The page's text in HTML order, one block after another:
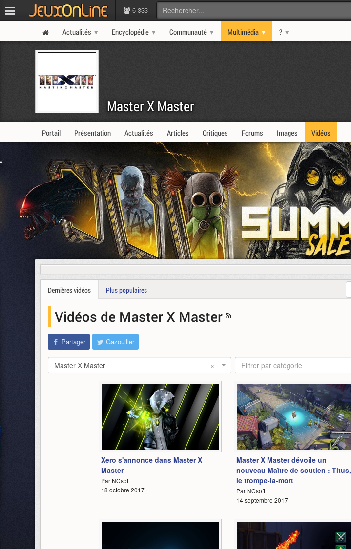
6 333
Actualités Encyclopédie Communauté Multimédia ?
Master X Master
Portail Présentation Actualités Articles Critiques Forums Images Vidéos
Dernières vidéos Plus populaires
Vidéos de Master X Master
Partager Gazouiller
×
Master X Master Filtrer par catégorie
0:37
Xero s'annonce dans Master X
Master
Par NCsoft
18 octobre 2017
4:23
Master X Master dévoile un
nouveau Maître de soutien : Titus,
le trompe-la-mort
Par NCsoft
14 septembre 2017